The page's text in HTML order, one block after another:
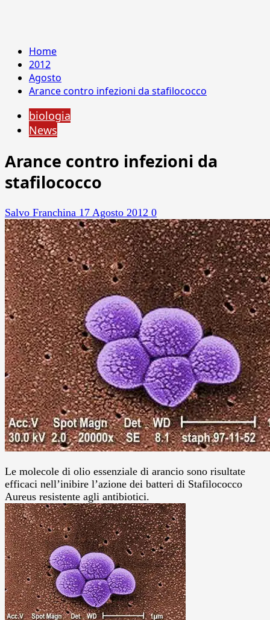
Home
2012
Agosto
Arance contro infezioni da stafilococco
biologia
News
Arance contro infezioni da
stafilococco
Salvo Franchina 17 Agosto 2012 0
Le molecole di olio essenziale di arancio sono risultate
efficaci nell’inibire l’azione dei batteri di Stafilococco
Aureus resistente agli antibiotici.